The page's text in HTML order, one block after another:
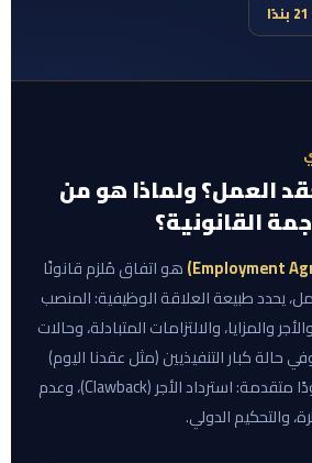
21 بندًا
العمل؟ ولماذا هو من
القانونية؟
هو اتفاق مُلزم قانونًا
يحدد طبيعة العلاقة الوظيفية: المنصب
والمزايا، والالتزامات المتبادلة، وحالات
حالة كبار التنفيذيين (مثل عقدنا اليوم)
يتضخم العقد ليشمل بنودًا متقدمة: استرداد الأجر (Clawback)، وعدم
والتحكيم الدولي.